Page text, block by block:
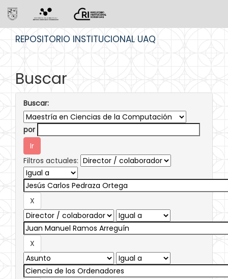
REPOSITORIO INSTITUCIONAL UAQ
Buscar
Buscar:
por
Filtros actuales: